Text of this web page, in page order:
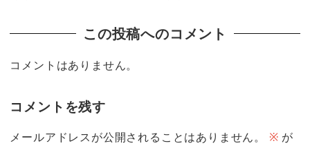
この投稿へのコメント
コメントはありません。
コメントを残す
メールアドレスが公開されることはありません。 ※ が